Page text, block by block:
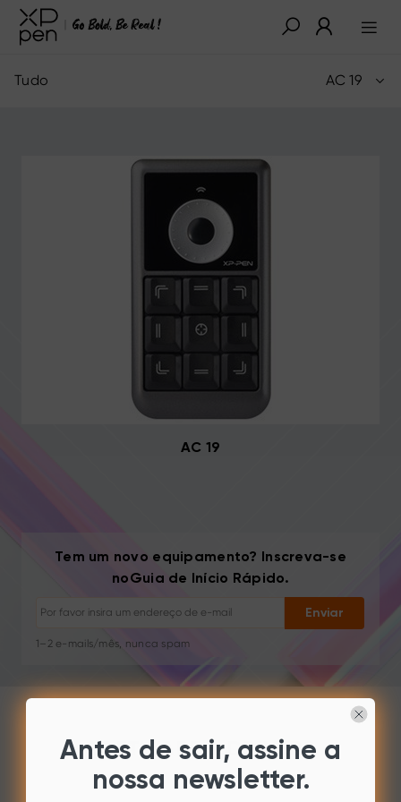
Tudo AC 19
AC 19
Tem um novo equipamento? Inscreva-se
noGuia de Início Rápido.
Enviar
Tutoriais de desenho
Dicas e resolução de problemas
Histórias de artistas e inspiração
1–2 e-mails/mês, nunca spam
Seu e-mail é usado apenas para o conteúdo solicitado
Cancelar inscrição: Um clique a qualquer momento
SOFTWARE & DRIVERS
Antes de sair, assine a
nossa newsletter.